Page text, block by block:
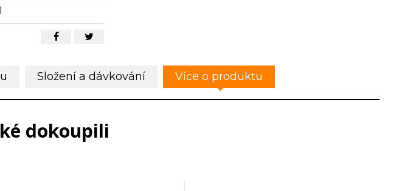
Složení a dávkování Více o produktu
dokoupili